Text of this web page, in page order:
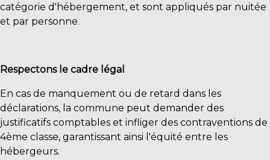
catégorie d'hébergement, et sont appliqués par nuitée
et par personne.
Respectons le cadre légal
En cas de manquement ou de retard dans les
déclarations, la commune peut demander des
justificatifs comptables et infliger des contraventions de
4ème classe, garantissant ainsi l'équité entre les
hébergeurs.